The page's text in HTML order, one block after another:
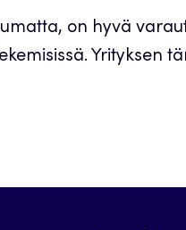
on hyvä
Yrityksen